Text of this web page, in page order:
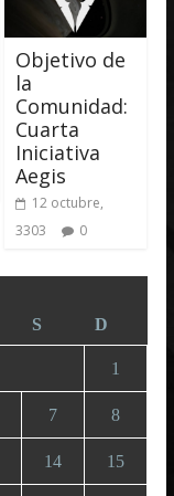
Objetivo de
la
Comunidad:
Cuarta
Iniciativa
Aegis
12 octubre,
3303
0
S D
1
7 8
14 15